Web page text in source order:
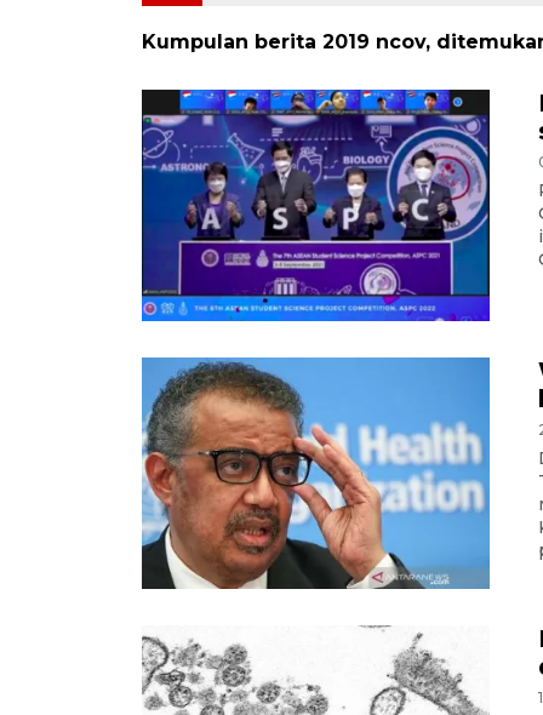
Kumpulan berita 2019 ncov,